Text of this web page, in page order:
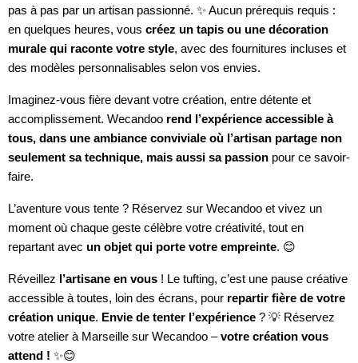
pas à pas par un artisan passionné. ✨ Aucun prérequis requis :
en quelques heures, vous créez un tapis ou une décoration
murale qui raconte votre style, avec des fournitures incluses et
des modèles personnalisables selon vos envies.
Imaginez-vous fière devant votre création, entre détente et
accomplissement. Wecandoo rend l’expérience accessible à
tous, dans une ambiance conviviale où l’artisan partage non
seulement sa technique, mais aussi sa passion pour ce savoir-
faire.
L’aventure vous tente ? Réservez sur Wecandoo et vivez un
moment où chaque geste célèbre votre créativité, tout en
repartant avec un objet qui porte votre empreinte. 😊
Réveillez l’artisane en vous ! Le tufting, c’est une pause créative
accessible à toutes, loin des écrans, pour repartir fière de votre
création unique. Envie de tenter l’expérience ? 💡 Réservez
votre atelier à Marseille sur Wecandoo –votre création vous
attend ! ✨😊